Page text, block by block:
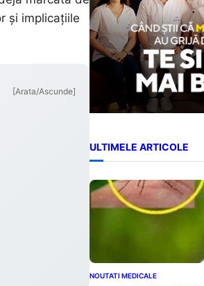
și implicațiile
[Arata/Ascunde]
ULTIMELE ARTICOLE
NOUTATI MEDICALE